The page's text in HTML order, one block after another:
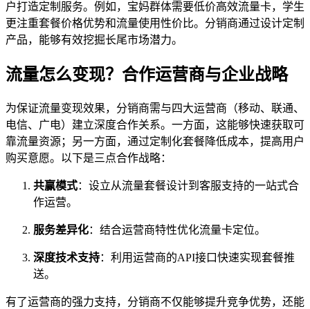
户打造定制服务。例如，宝妈群体需要低价高效流量卡，学生
更注重套餐价格优势和流量使用性价比。分销商通过设计定制
产品，能够有效挖掘长尾市场潜力。
流量怎么变现？合作运营商与企业战略
为保证流量变现效果，分销商需与四大运营商（移动、联通、
电信、广电）建立深度合作关系。一方面，这能够快速获取可
靠流量资源；另一方面，通过定制化套餐降低成本，提高用户
购买意愿。以下是三点合作战略：
共赢模式：设立从流量套餐设计到客服支持的一站式合
作运营。
服务差异化：结合运营商特性优化流量卡定位。
深度技术支持：利用运营商的API接口快速实现套餐推
送。
有了运营商的强力支持，分销商不仅能够提升竞争优势，还能